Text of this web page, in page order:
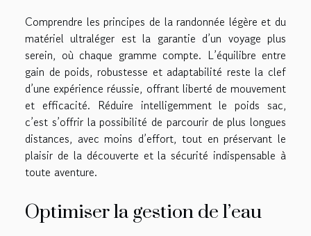
Comprendre les principes de la randonnée légère et du
matériel ultraléger est la garantie d’un voyage plus
serein, où chaque gramme compte. L’équilibre entre
gain de poids, robustesse et adaptabilité reste la clef
d’une expérience réussie, offrant liberté de mouvement
et efficacité. Réduire intelligemment le poids sac,
c’est s’offrir la possibilité de parcourir de plus longues
distances, avec moins d’effort, tout en préservant le
plaisir de la découverte et la sécurité indispensable à
toute aventure.
Optimiser la gestion de l’eau